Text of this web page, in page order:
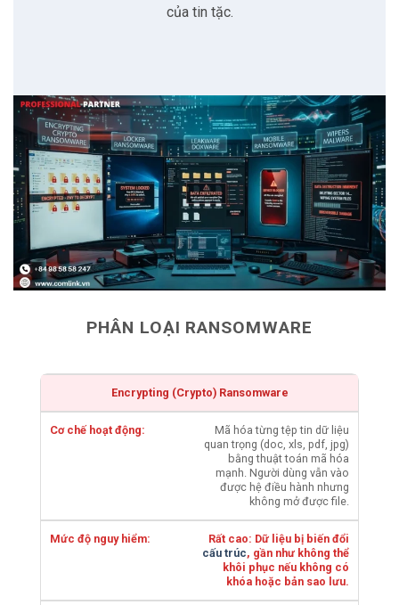
7.3 E-mail
7.4 Phone
8 Tư vấn
của tin tặc.
PHÂN LOẠI RANSOMWARE
Encrypting (Crypto) Ransomware
Mã hóa từng tệp tin dữ liệu
quan trọng (doc, xls, pdf, jpg)
bằng thuật toán mã hóa
mạnh. Người dùng vẫn vào
được hệ điều hành nhưng
không mở được file.
Rất cao: Dữ liệu bị biến đổi
cấu trúc, gần như không thể
khôi phục nếu không có
khóa hoặc bản sao lưu.